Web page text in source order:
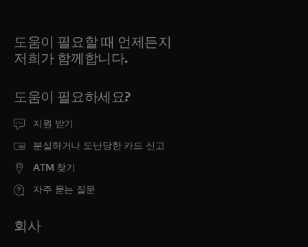
도움이 필요할 때 언제든지
저희가 함께합니다.
도움이 필요하세요?
지원 받기
분실하거나 도난당한 카드 신고
ATM 찾기
자주 묻는 질문
회사